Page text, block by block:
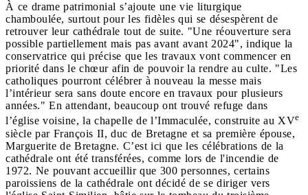
À ce drame patrimonial s’ajoute une vie liturgique
chamboulée, surtout pour les fidèles qui se désespèrent de
retrouver leur cathédrale tout de suite. "Une réouverture sera
possible partiellement mais pas avant avant 2024", indique la
conservatrice qui précise que les travaux vont commencer en
priorité dans le chœur afin de pouvoir la rendre au culte. "Les
catholiques pourront célébrer à nouveau la messe mais
l’intérieur sera sans doute encore en travaux pour plusieurs
années." En attendant, beaucoup ont trouvé refuge dans
l’église voisine, la chapelle de l’Immaculée, construite au XVe
siècle par François II, duc de Bretagne et sa première épouse,
Marguerite de Bretagne. C’est ici que les célébrations de la
cathédrale ont été transférées, comme lors de l'incendie de
1972. Ne pouvant accueillir que 300 personnes, certains
paroissiens de la cathédrale ont décidé de se diriger vers